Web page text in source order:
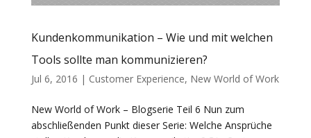
Kundenkommunikation – Wie und mit welchen
Tools sollte man kommunizieren?
Jul 6, 2016 | Customer Experience, New World of Work
New World of Work – Blogserie Teil 6 Nun zum
abschließenden Punkt dieser Serie: Welche Ansprüche